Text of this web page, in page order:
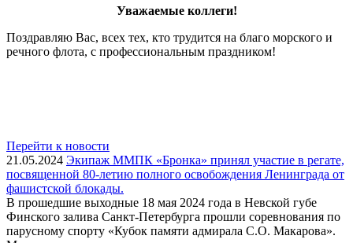
Уважаемые коллеги!
Поздравляю Вас, всех тех, кто трудится на благо морского и
речного флота, с профессиональным праздником!
Перейти к новости
21.05.2024 Экипаж ММПК «Бронка» принял участие в регате,
посвященной 80-летию полного освобождения Ленинграда от
фашистской блокады.
В прошедшие выходные 18 мая 2024 года в Невской губе
Финского залива Санкт-Петербурга прошли соревнования по
парусному спорту «Кубок памяти адмирала С.О. Макарова».